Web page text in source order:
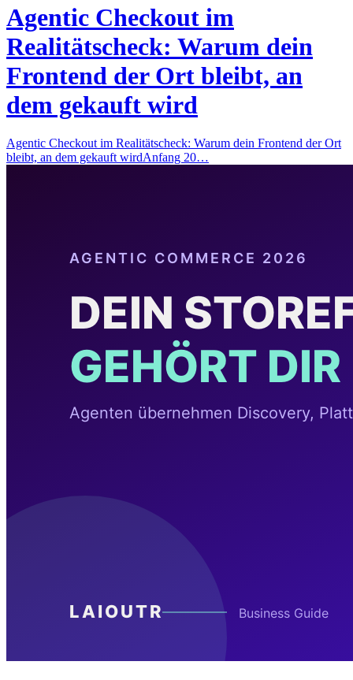
Agentic Checkout im
Realitätscheck: Warum dein
Frontend der Ort bleibt, an
dem gekauft wird
Agentic Checkout im Realitätscheck: Warum dein Frontend der Ort
bleibt, an dem gekauft wirdAnfang 20…